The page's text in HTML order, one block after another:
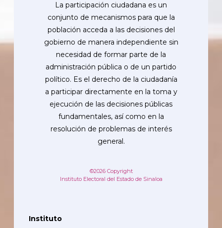
La participación ciudadana es un
conjunto de mecanismos para que la
población acceda a las decisiones del
gobierno de manera independiente sin
necesidad de formar parte de la
administración pública o de un partido
político. Es el derecho de la ciudadanía
a participar directamente en la toma y
ejecución de las decisiones públicas
fundamentales, así como en la
resolución de problemas de interés
general.
©2026 Copyright
Instituto Electoral del Estado de Sinaloa
Instituto